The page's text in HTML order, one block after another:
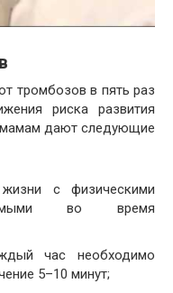
тромбозов в пять раз
риска развития
дают следующие
с физическими
во время
час необходимо
5–10 минут;